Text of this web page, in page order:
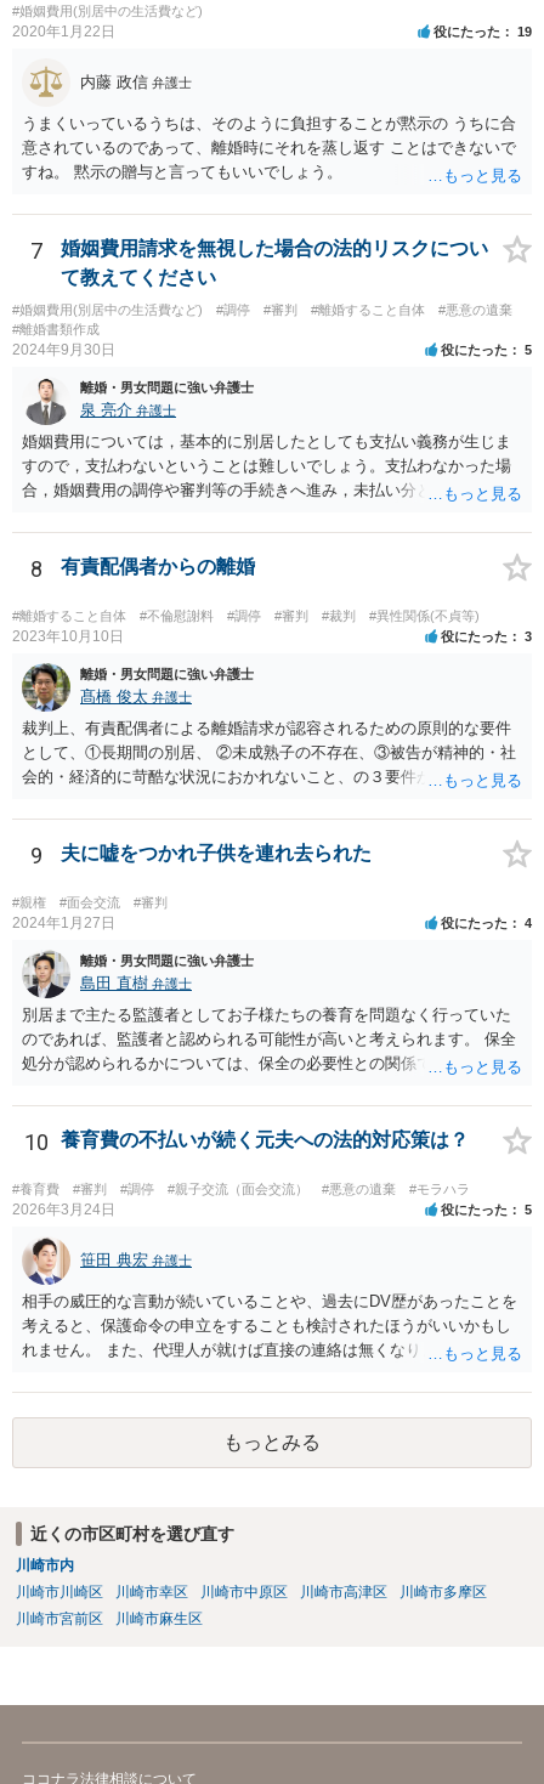
#婚姻費用(別居中の生活費など)
2020年1月22日 役にたった 19
内藤 政信 弁護士
うまくいっているうちは、そのように負担することが黙示の うちに合
意されているのであって、離婚時にそれを蒸し返す ことはできないで
すね。 黙示の贈与と言ってもいいでしょう。
7
婚姻費用請求を無視した場合の法的リスクについ
て教えてください
#婚姻費用(別居中の生活費など) #調停 #審判 #離婚すること自体
#悪意の遺棄
#離婚書類作成
2024年9月30日 役にたった 5
離婚・男女問題に強い弁護士
泉 亮介 弁護士
婚姻費用については，基本的に別居したとしても支払い義務が生じま
すので，支払わないということは難しいでしょう。支払わなかった場
合，婚姻費用の調停や審判等の手続きへ進み，未払い分として差押を
8 有責配偶者からの離婚
#離婚すること自体 #不倫慰謝料 #調停 #審判 #裁判 #異性関係(不貞等)
2023年10月10日 役にたった 3
離婚・男女問題に強い弁護士
髙橋 俊太 弁護士
裁判上、有責配偶者による離婚請求が認容されるための原則的な要件
として、①長期間の別居、 ②未成熟子の不存在、③被告が精神的・社
会的・経済的に苛酷な状況におかれないこと、の３要件が必要である
監護しており（②）、仮に離婚を認容すれば、専業主婦の貴方が経済
的に過酷な状況におかれる可能性がありますので（③）、現時点で
は、夫側の離婚請求は裁判では認められにくい状況であると考えられ
ます。 一方で、期間が経過して子が成人した場合（②）、別居期間は
すでに１０年超となり、婚姻期間の３分の１程度とはいえ相当程度の
長期別居となるので（①）、③の点がクリアされれば、夫側の離婚請
求が認容される余地はあります（専門的には、③は被告側から反論し
なければならないことです）。別居期間何年であれば要件①が常に充
たされるといった定式はなく、事案に応じて総合的に判断されるとこ
ろです。
9 夫に嘘をつかれ子供を連れ去られた
#親権 #面会交流 #審判
2024年1月27日 役にたった 4
離婚・男女問題に強い弁護士
島田 直樹 弁護士
別居まで主たる監護者としてお子様たちの養育を問題なく行っていた
のであれば、監護者と認められる可能性が高いと考えられます。 保全
処分が認められるかについては、保全の必要性との関係でなんともい
す。 精神的なご負担も大きいと思いますが、担当の弁護士とよく相談
しながら手続を進めてください。
10 養育費の不払いが続く元夫への法的対応策は？
#養育費 #審判 #調停 #親子交流（面会交流） #悪意の遺棄 #モラハラ
2026年3月24日 役にたった 5
笹田 典宏 弁護士
相手の威圧的な言動が続いていることや、過去にDV歴があったことを
考えると、保護命令の申立をすることも検討されたほうがいいかもし
れません。 また、代理人が就けば直接の連絡は無くなりますので、ご
やりとりが相当ご心労になっていると見受けられますので、一度弁護
士や行政の相談窓口にご相談されることをお勧め致します。
もっとみる
近くの市区町村を選び直す
川崎市内
川崎市川崎区
川崎市幸区 川崎市中原区 川崎市高津区
川崎市多摩区
川崎市宮前区
川崎市麻生区
ココナラ法律相談について